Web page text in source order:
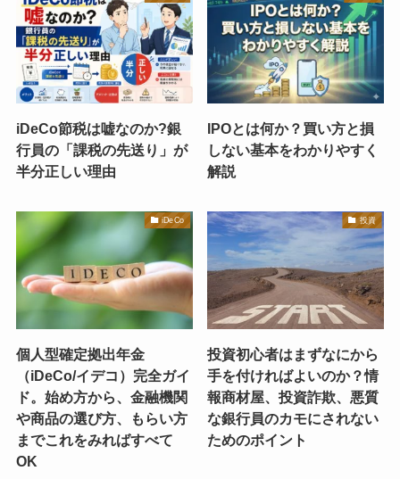
iDeCo節税は嘘なのか?銀
行員の「課税の先送り」が
半分正しい理由
IPOとは何か？買い方と損
しない基本をわかりやすく
解説
iDeCo
個人型確定拠出年金
（iDeCo/イデコ）完全ガイ
ド。始め方から、金融機関
や商品の選び方、もらい方
までこれをみればすべて
OK
投資
投資初心者はまずなにから
手を付ければよいのか？情
報商材屋、投資詐欺、悪質
な銀行員のカモにされない
ためのポイント